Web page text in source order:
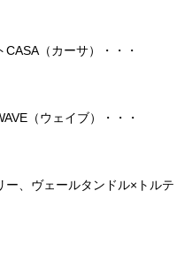
（カーサ）・・・
（ウェイブ）・・・
ー、ヴェールタンドル×トルテ